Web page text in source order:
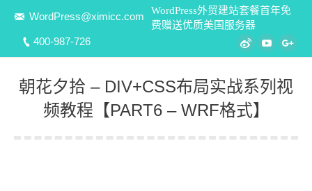
WordPress@ximicc.com
400-987-726
WordPress外贸建站套餐首年免
费赠送优质美国服务器
WeiboYouTube
朝花夕拾 – DIV+CSS布局实战系列视
频教程【PART6 – WRF格式】